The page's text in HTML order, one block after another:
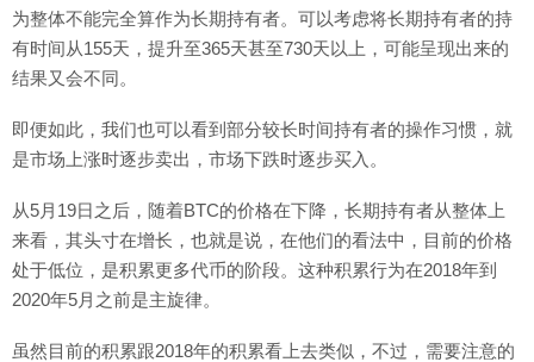
为整体不能完全算作为长期持有者。可以考虑将长期持有者的持
有时间从155天，提升至365天甚至730天以上，可能呈现出来的
结果又会不同。
即便如此，我们也可以看到部分较长时间持有者的操作习惯，就
是市场上涨时逐步卖出，市场下跌时逐步买入。
从5月19日之后，随着BTC的价格在下降，长期持有者从整体上
来看，其头寸在增长，也就是说，在他们的看法中，目前的价格
处于低位，是积累更多代币的阶段。这种积累行为在2018年到
2020年5月之前是主旋律。
虽然目前的积累跟2018年的积累看上去类似，不过，需要注意的